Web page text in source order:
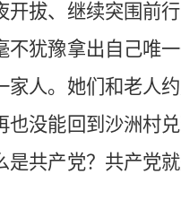
拔、继续突围前
犹豫拿出自己唯
人。她们和老人
没能回到沙洲村
共产党？共产党